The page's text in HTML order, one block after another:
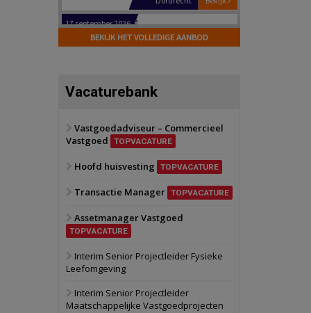
17 september 2026
Voormalig
Zwanenburg
6 oktober 2026 Transformatieobject
22 september 2026
28 september 2026
Grootschalig
bedrijventerrein
BEKIJK HET VOLLEDIGE AANBOD
Vacaturebank
Vastgoedadviseur – Commercieel
Vastgoed
TOPVACATURE
Hoofd huisvesting TOPVACATURE
Transactie Manager TOPVACATURE
Assetmanager Vastgoed
TOPVACATURE
Interim Senior Projectleider Fysieke
Leefomgeving
Interim Senior Projectleider
Maatschappelijke Vastgoedprojecten